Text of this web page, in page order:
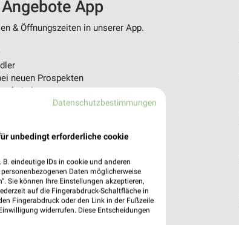
App
& Öffnungszeiten in unserer App.
neuen Prospekten
planen
Datenschutzbestimmungen
unbedingt erforderliche cookie
eindeutige IDs in cookie und anderen
Daten möglicherweise
Sie können Ihre Einstellungen akzeptieren,
auf die Fingerabdruck-Schaltfläche in
Fingerabdruck oder den Link in der Fußzeile
widerrufen. Diese Entscheidungen